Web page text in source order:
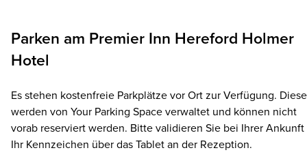
Parken am Premier Inn Hereford Holmer
Hotel
Es stehen kostenfreie Parkplätze vor Ort zur Verfügung. Diese
werden von Your Parking Space verwaltet und können nicht
vorab reserviert werden. Bitte validieren Sie bei Ihrer Ankunft
Ihr Kennzeichen über das Tablet an der Rezeption.